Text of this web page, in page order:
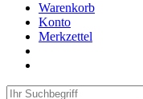
Warenkorb
Konto
Merkzettel